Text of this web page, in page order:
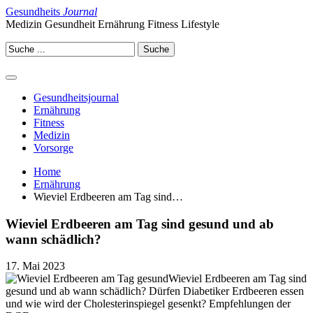
Gesundheits Journal
Medizin Gesundheit Ernährung Fitness Lifestyle
Gesundheitsjournal
Ernährung
Fitness
Medizin
Vorsorge
Home
Ernährung
Wieviel Erdbeeren am Tag sind…
Wieviel Erdbeeren am Tag sind gesund und ab
wann schädlich?
17. Mai 2023
Wieviel Erdbeeren am Tag sind
gesund und ab wann schädlich? Dürfen Diabetiker Erdbeeren essen
und wie wird der Cholesterinspiegel gesenkt? Empfehlungen der